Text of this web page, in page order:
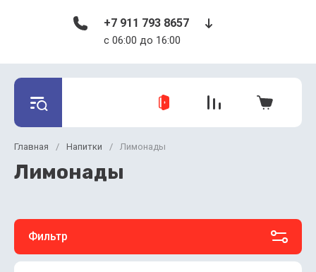
+7 911 793 8657
c 06:00 до 16:00
Главная / Напитки / Лимонады
Лимонады
Фильтр